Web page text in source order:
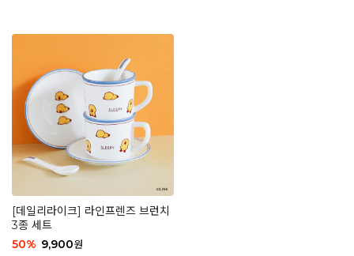
[데일리라이크] 라인프렌즈 브런치
3종 세트
50% 9,900원